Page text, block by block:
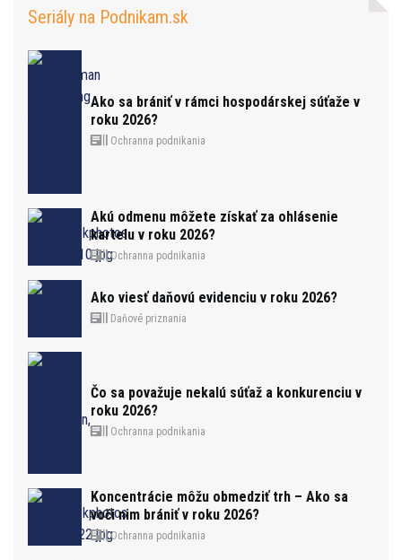
Seriály na Podnikam.sk
Ako sa brániť v rámci hospodárskej súťaže v
roku 2026?
Ochranna podnikania
Akú odmenu môžete získať za ohlásenie
kartelu v roku 2026?
Ochranna podnikania
Ako viesť daňovú evidenciu v roku 2026?
Daňové priznania
Čo sa považuje nekalú súťaž a konkurenciu v
roku 2026?
Ochranna podnikania
Koncentrácie môžu obmedziť trh – Ako sa
voči nim brániť v roku 2026?
Ochranna podnikania